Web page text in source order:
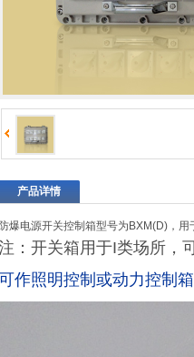
产品详情
防爆电源开关控制箱型号为BXM(D)，
：开关箱用于I类场所，
作照明控制或动力控制